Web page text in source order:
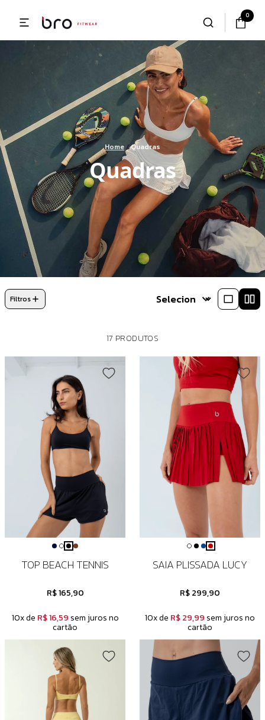
0
Home/Quadras
Quadras
Filtros
17 PRODUTOS
TOP BEACH TENNIS
R$ 165,90
10x de R$ 16,59 sem juros no
cartão
SAIA PLISSADA LUCY
R$ 299,90
10x de R$ 29,99 sem juros no
cartão